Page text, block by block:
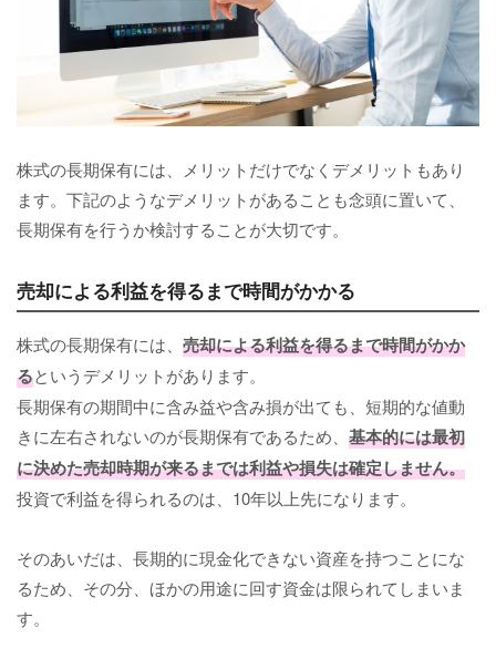
株式の長期保有には、メリットだけでなくデメリットもあり
ます。下記のようなデメリットがあることも念頭に置いて、
長期保有を行うか検討することが大切です。
売却による利益を得るまで時間がかかる
株式の長期保有には、 売却による利益を得るまで時間がかか
るというデメリットがあります。
長期保有の期間中に含み益や含み損が出ても、短期的な値動
きに左右されないのが長期保有であるため、 基本的には最初
に決めた売却時期が来るまでは利益や損失は確定しません。
投資で利益を得られるのは、10年以上先になります。
そのあいだは、長期的に現金化できない資産を持つことにな
るため、その分、ほかの用途に回す資金は限られてしまいま
す。